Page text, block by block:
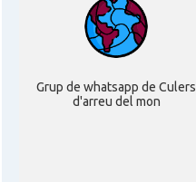
Grup de whatsapp de Culers
d'arreu del mon